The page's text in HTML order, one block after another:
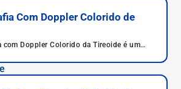
Com Doppler Colorido de
com Doppler Colorido da Tireoide é um
e o fluxo sanguíneo da glândula tireoide.
de nódulos, tireoidites, bócio e